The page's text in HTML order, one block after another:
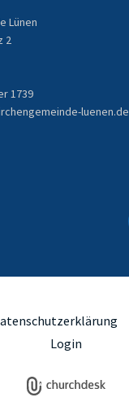
Lünen
2
1739
luenen.de
Login